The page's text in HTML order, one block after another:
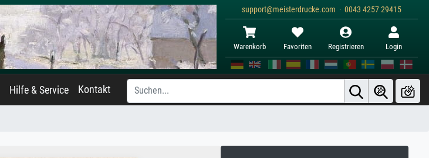
support@meisterdrucke.com · 0043 4257 29415
Warenkorb Favoriten Registrieren Login
Hilfe & Service Kontakt